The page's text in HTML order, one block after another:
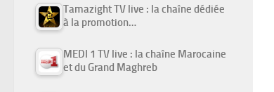
Tamazight TV live : la chaîne dédiée
à la promotion…
MEDI 1 TV live : la chaîne Marocaine
et du Grand Maghreb